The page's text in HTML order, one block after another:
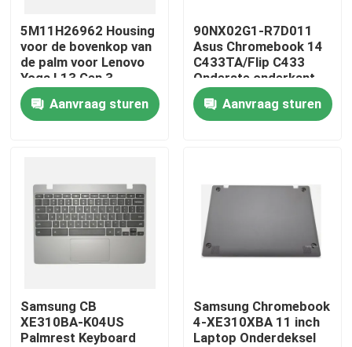
Producten
Video's
Het Schermvervanging van Dell LCD
Het Schermvervanging van HP LCD
Macbooklcd het Schermvervanging
5M11H26962 Housing
voor de bovenkop van
de palm voor Lenovo
Yoga L13 Gen 3
Aanvraag sturen
90NX02G1-R7D011
Asus Chromebook 14
C433TA/Flip C433
Onderste onderkant
Aanvraag sturen
Samsung CB
XE310BA-K04US
Palmrest Keyboard
Samsung Chromebook
4-XE310XBA 11 inch
Laptop Onderdeksel